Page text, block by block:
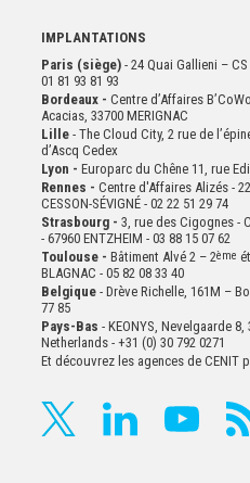
IMPLANTATIONS
Paris (siège) - 24 Quai Gallieni – CS
01 81 93 81 93
Bordeaux - Centre d’Affaires
Acacias, 33700 MERIGNAC
Lille- The Cloud City, 2 rue de
d’Ascq Cedex
Lyon - Europarc du Chêne 11, rue
Rennes - Centre d'Affaires Alizés -
CESSON-SÉVIGNÉ - 02 22 51 29 74
Strasbourg - 3, rue des Cigognes -
- 67960 ENTZHEIM - 03 88 15 07 62
Toulouse - Bâtiment Alvé 2 – 2ème
BLAGNAC - 05 82 08 33 40
Belgique- Drève Richelle, 161M –
77 85
Pays-Bas - KEONYS, Nevelgaarde
Netherlands - +31 (0) 30 792 0271
Et découvrez les agences de CENIT